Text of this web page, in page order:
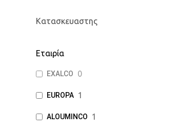
Κατασκευαστης
Εταιρία
EXALCO 0
EUROPA 1
ALOUMINCO 1